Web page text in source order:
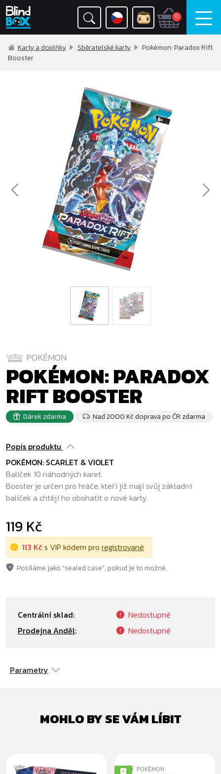
0
Karty a doplňky Sběratelské karty
Pokémon: Paradox Rift
Booster
Previous
POKÉMON
POKÉMON: PARADOX
RIFT BOOSTER
Dárek zdarma Nad 2000 Kč doprava po ČR zdarma
Popis produktu
POKÉMON: SCARLET & VIOLET
Balíček 10 náhodných karet.
Booster je určen pro hráče, kteří již mají svůj základní
balíček a chtějí ho obohatit o nové karty.
119 Kč
113 Kčs VIP kódem pro registrované
Posíláme jako "sealed case", pokud je to možné.
Centrální sklad:
Nedostupné
Prodejna Anděl: Nedostupné
Parametry
MOHLO BY SE VÁM LÍBIT
POKÉMON POKÉMON